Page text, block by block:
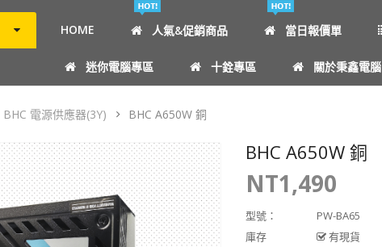
HOME 人氣&促銷商品 當日報價單
迷你電腦專區 十銓專區 關於秉鑫電腦
BHC 電源供應器(3Y) BHC A650W 銅
BHC A650W 銅
NT1,490
型號：
PW-BA65
庫存
有現貨